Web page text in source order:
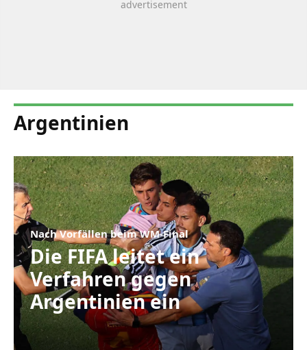
Argentinien
Nach Vorfällen beim WM-Final
Die FIFA leitet ein
Verfahren gegen
Argentinien ein